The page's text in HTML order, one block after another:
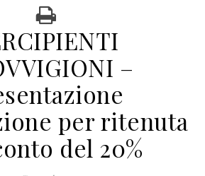
–
per ritenuta
del 20%